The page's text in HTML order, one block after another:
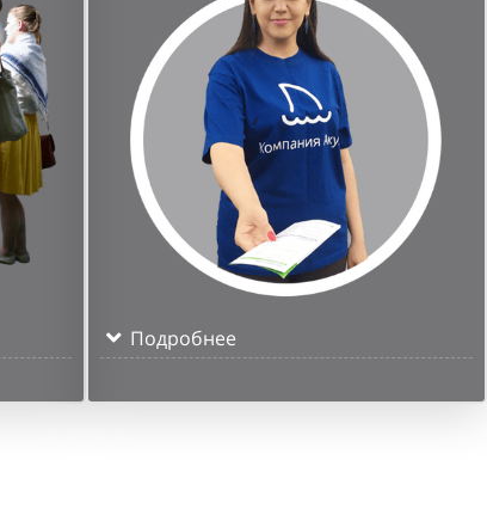
Подробнее